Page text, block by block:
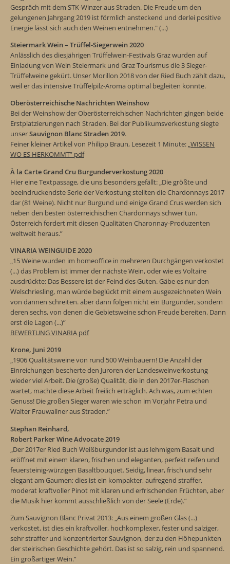
Gespräch mit dem STK-Winzer aus Straden. Die Freude um den
gelungenen Jahrgang 2019 ist förmlich ansteckend und derlei positive
Energie lässt sich auch den Weinen entnehmen." (...)
Steiermark Wein – Trüffel-Siegerwein 2020
Anlässlich des diesjährigen Trüffelwein-Festivals Graz wurden auf
Einladung von Wein Steiermark und Graz Tourismus die 3 Sieger-
Trüffelweine gekürt. Unser Morillon 2018 von der Ried Buch zählt dazu,
weil er das intensive Trüffelpilz-Aroma optimal begleiten konnte.
Oberösterreichische Nachrichten Weinshow
Bei der Weinshow der Oberösterreichischen Nachrichten gingen beide
Erstplatzierungen nach Straden. Bei der Publikumsverkostung siegte
unserSauvignon Blanc Straden 2019.
Feiner kleiner Artikel von Philipp Braun, Lesezeit 1 Minute: „WISSEN
WO ES HERKOMMT” pdf
À la Carte Grand Cru Burgunderverkostung 2020
Hier eine Textpassage, die uns besonders gefällt: „Die größte und
beeindruckendste Serie der Verkostung stellten die Chardonnays 2017
dar (81 Weine). Nicht nur Burgund und einige Grand Crus werden sich
neben den besten österreichischen Chardonnays schwer tun.
Österreich fordert mit diesen Qualitäten Charonnay-Produzenten
weltweit heraus.”
VINARIA WEINGUIDE 2020
„15 Weine wurden im homeoffice in mehreren Durchgängen verkostet
(...) das Problem ist immer der nächste Wein, oder wie es Voltaire
ausdrückte: Das Bessere ist der Feind des Guten.Gäbe es nur den
Welschriesling, man würde beglückt mit einem ausgezeichneten Wein
von dannen schreiten. aber dann folgen nicht ein Burgunder, sondern
deren sechs, von denen die Gebietsweine schon Freude bereiten. Dann
erst die Lagen (...)”
BEWERTUNG VINARIA pdf
Krone, Juni 2019
„1906 Qualitätsweine von rund 500 Weinbauern! Die Anzahl der
Einreichungen bescherte den Juroren der Landesweinverkostung
wieder viel Arbeit. Die (große) Qualität, die in den 2017er-Flaschen
wartet, machte diese Arbeit freilich erträglich. Ach was, zum echten
Genuss! Die großen Sieger waren wie schon im Vorjahr Petra und
Walter Frauwallner aus Straden.”
Stephan Reinhard,
Robert Parker Wine Advocate 2019
„Der 2017er Ried Buch Weißburgunder ist aus lehmigem Basalt und
eröffnet mit einem klaren, frischen und eleganten, perfekt reifen und
feuersteinig-würzigen Basaltbouquet. Seidig, linear, frisch und sehr
elegant am Gaumen; dies ist ein kompakter, aufregend straffer,
moderat kraftvoller Pinot mit klaren und erfrischenden Früchten, aber
die Musik hier kommt ausschließlich von der Seele (Erde).”
Zum Sauvignon Blanc Privat 2013: „Aus einem großen Glas (...)
verkostet, ist dies ein kraftvoller, hochkomplexer, fester und salziger,
sehr straffer und konzentrierter Sauvignon, der zu den Höhepunkten
der steirischen Geschichte gehört. Das ist so salzig, rein und spannend.
Ein großartiger Wein.”